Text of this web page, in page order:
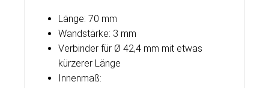
Länge: 70 mm
Wandstärke: 3 mm
Verbinder für Ø 42,4 mm mit etwas
kürzerer Länge
Innenmaß: